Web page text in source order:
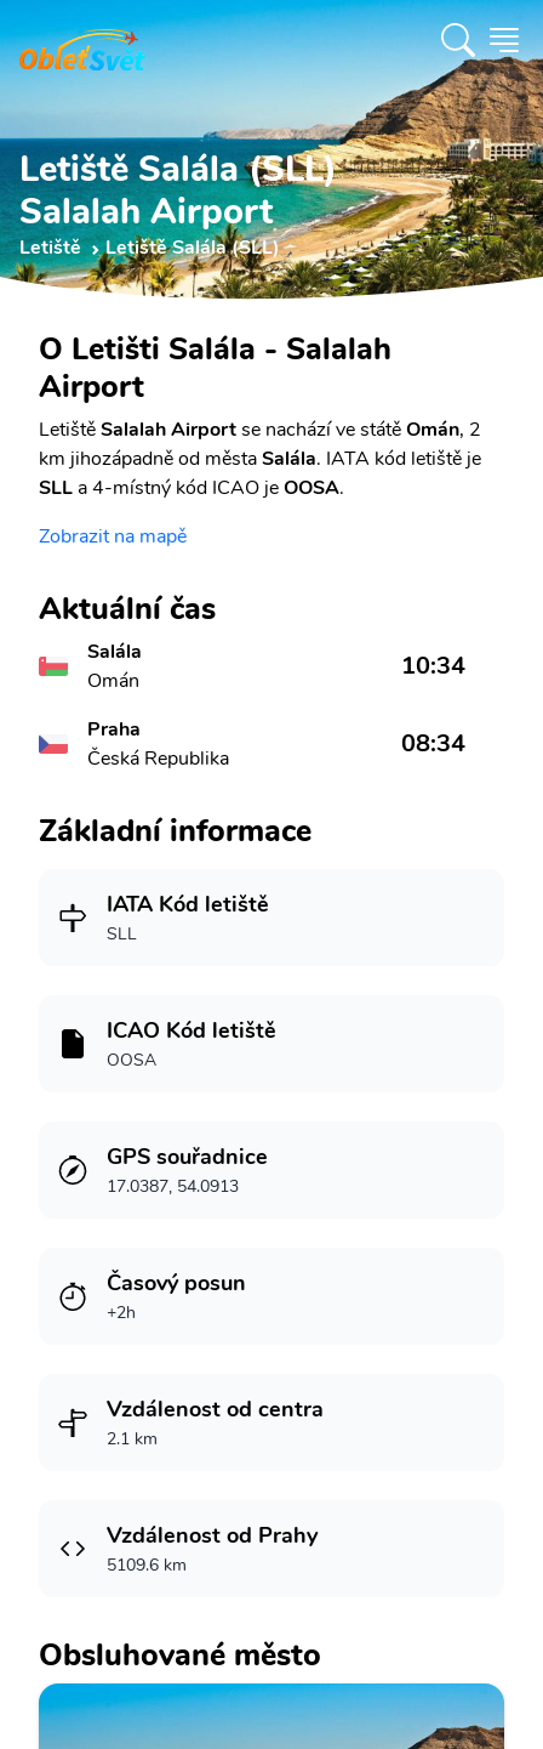
Letiště Salála (SLL)
Salalah Airport
Letiště Letiště Salála (SLL)
O Letišti Salála - Salalah
Airport
LetištěSalalah Airportse nachází ve státěOmán, 2
km jihozápadně od městaSalála. IATA kód letiště je
SLL a 4-místný kód ICAO jeOOSA.
Zobrazit na mapě
Aktuální čas
Salála
Omán
10:34
Praha
Česká Republika
08:34
Základní informace
IATA Kód letiště
SLL
ICAO Kód letiště
OOSA
GPS souřadnice
17.0387, 54.0913
Časový posun
+2h
Vzdálenost od centra
2.1 km
Vzdálenost od Prahy
5109.6 km
Obsluhované město